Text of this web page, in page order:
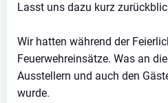
Lasst uns dazu kurz
Wir hatten während der
Feuerwehreinsätze. Was an
Ausstellern und auch den
wurde.